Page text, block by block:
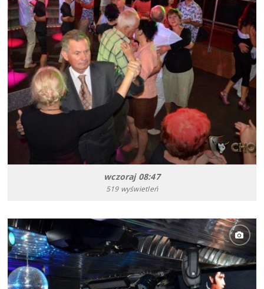
wczoraj 08:47
519 wyświetleń